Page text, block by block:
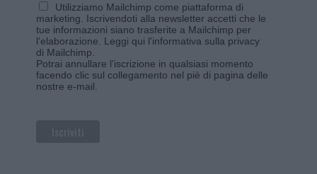
Utilizziamo Mailchimp come piattaforma di
marketing. Iscrivendoti alla newsletter accetti che le
tue informazioni siano trasferite a Mailchimp per
l'elaborazione. Leggi qui l'informativa sulla privacy
di Mailchimp
Potrai annullare l'iscrizione in qualsiasi momento
facendo clic sul collegamento nel piè di pagina delle
nostre e-mail.